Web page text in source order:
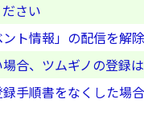
さい
ト情報」の配信を解
合、ツムギノの登録
手順書をなくした場